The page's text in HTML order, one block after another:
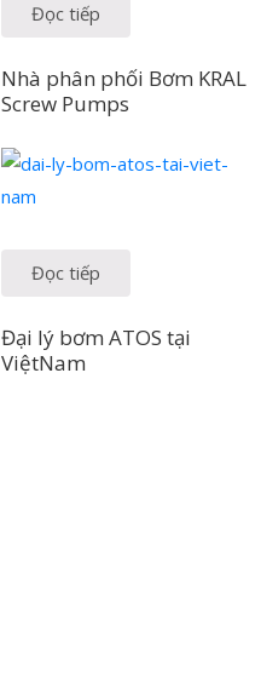
Đọc tiếp
Nhà phân phối Bơm KRAL
Screw Pumps
Đọc tiếp
Đại lý bơm ATOS tại
ViệtNam